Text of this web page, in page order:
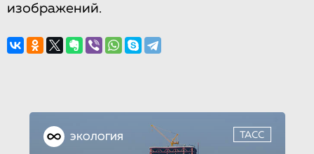
изображений.
ЭКОЛОГИЯ ТАСС